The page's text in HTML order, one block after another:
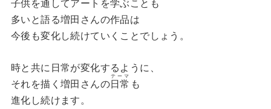
子供を通してアートを学ぶことも
多いと語る増田さんの作品は
今後も変化し続けていくことでしょう。
時と共に日常が変化するように、
それを描く増田さんの日常
テーマ
も
進化し続けます。